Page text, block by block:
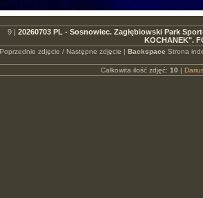
9 | 20260703 PL - Sosnowiec. Zagłębiowski Park
KOCHANEK".
zdjęcie / Następne zdjęcie | Backspace Strona
Całkowita ilość zdjęć: 10 |